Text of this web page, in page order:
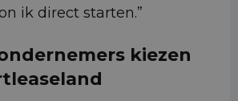
ik direct starten.”
kiezen